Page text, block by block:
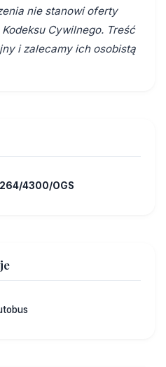
nie stanowi oferty
Cywilnego. Treść
i zalecamy ich osobistą
4300/OGS